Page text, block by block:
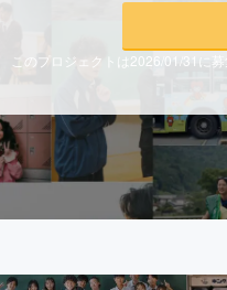
CAMPFIRE
このプロジェクトは2026/01/31に